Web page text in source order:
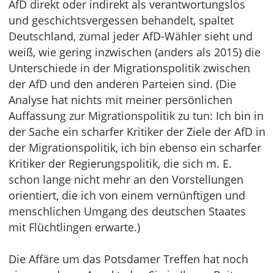
AfD direkt oder indirekt als verantwortungslos
und geschichtsvergessen behandelt, spaltet
Deutschland, zumal jeder AfD-Wähler sieht und
weiß, wie gering inzwischen (anders als 2015) die
Unterschiede in der Migrationspolitik zwischen
der AfD und den anderen Parteien sind. (Die
Analyse hat nichts mit meiner persönlichen
Auffassung zur Migrationspolitik zu tun: Ich bin in
der Sache ein scharfer Kritiker der Ziele der AfD in
der Migrationspolitik, ich bin ebenso ein scharfer
Kritiker der Regierungspolitik, die sich m. E.
schon lange nicht mehr an den Vorstellungen
orientiert, die ich von einem vernünftigen und
menschlichen Umgang des deutschen Staates
mit Flüchtlingen erwarte.)
Die Affäre um das Potsdamer Treffen hat noch